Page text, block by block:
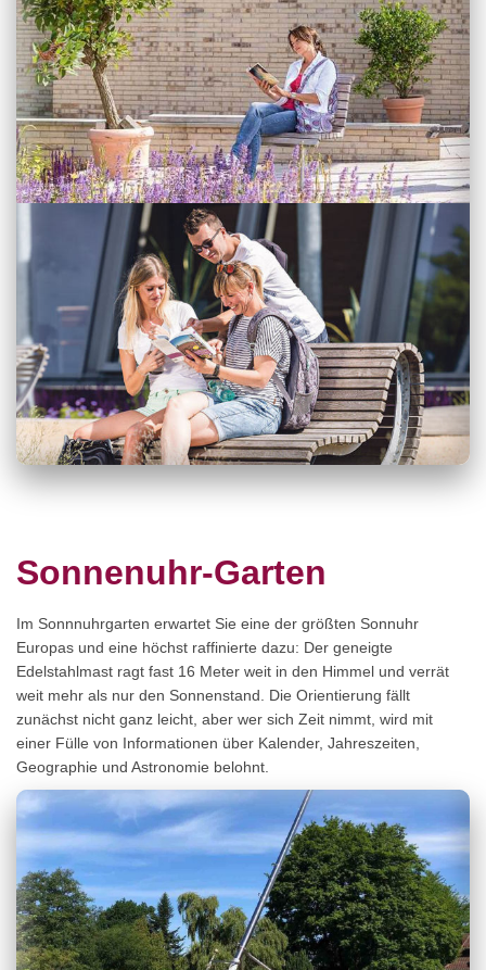
Sonnenuhr-Garten
Im Sonnnuhrgarten erwartet Sie eine der größten Sonnuhr
Europas und eine höchst raffinierte dazu: Der geneigte
Edelstahlmast ragt fast 16 Meter weit in den Himmel und verrät
weit mehr als nur den Sonnenstand. Die Orientierung fällt
zunächst nicht ganz leicht, aber wer sich Zeit nimmt, wird mit
einer Fülle von Informationen über Kalender, Jahreszeiten,
Geographie und Astronomie belohnt.